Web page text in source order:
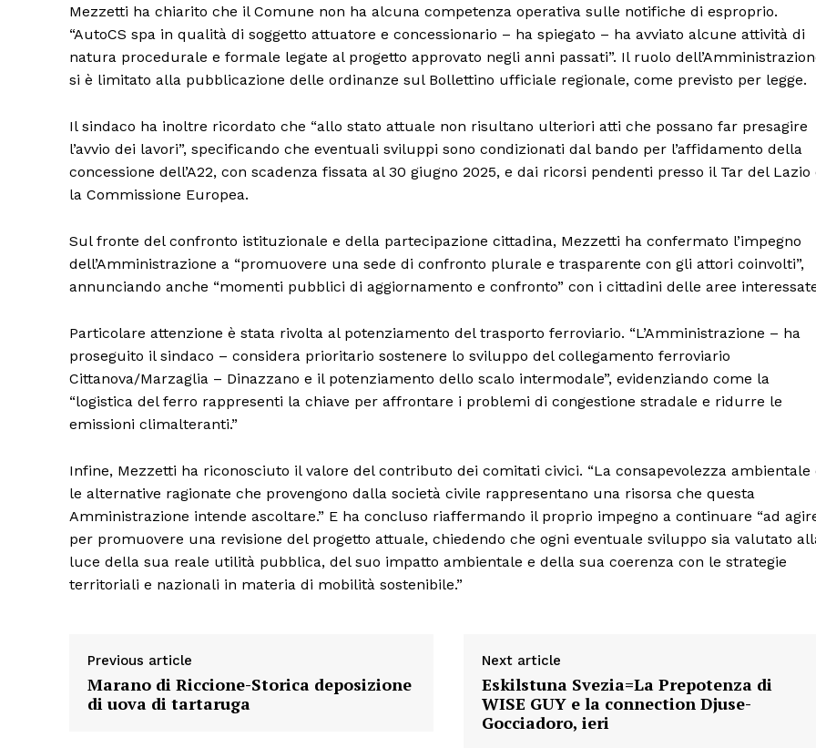
AREEINTERNE
Canale TV 70/80/90
CONTENUTI
Esclusive
SPORT
Mezzetti ha chiarito che il Comune non ha alcuna competenza operativa sulle notifiche di esproprio.
“AutoCS spa in qualità di soggetto attuatore e concessionario – ha spiegato – ha avviato alcune attività di
natura procedurale e formale legate al progetto approvato negli anni passati”. Il ruolo
si è limitato alla pubblicazione delle ordinanze sul Bollettino ufficiale regionale, come previsto per legge.
Il sindaco ha inoltre ricordato che “allo stato attuale non risultano ulteriori atti che possano far presagire
l’avvio dei lavori”, specificando che eventuali sviluppi sono condizionati dal bando per l’affidamento della
concessione dell’A22, con scadenza fissata al 30 giugno 2025, e dai ricorsi pendenti presso il Tar del Lazio
la Commissione Europea.
Sul fronte del confronto istituzionale e della partecipazione cittadina, Mezzetti ha confermato l’impegno
dell’Amministrazione a “promuovere una sede di confronto plurale e trasparente con gli attori coinvolti”,
annunciando anche “momenti pubblici di aggiornamento e confronto” con i cittadini delle aree
Particolare attenzione è stata rivolta al potenziamento del trasporto ferroviario. “L’Amministrazione – ha
proseguito il sindaco – considera prioritario sostenere lo sviluppo del collegamento ferroviario
Cittanova/Marzaglia – Dinazzano e il potenziamento dello scalo intermodale”, evidenziando come la
“logistica del ferro rappresenti la chiave per affrontare i problemi di congestione stradale e ridurre le
emissioni climalteranti.”
Infine, Mezzetti ha riconosciuto il valore del contributo dei comitati civici. “La consapevolezza ambientale
le alternative ragionate che provengono dalla società civile rappresentano una risorsa che questa
Amministrazione intende ascoltare.” E ha concluso riaffermando il proprio impegno a continuare “ad
per promuovere una revisione del progetto attuale, chiedendo che ogni eventuale sviluppo sia valutato
luce della sua reale utilità pubblica, del suo impatto ambientale e della sua coerenza con le strategie
territoriali e nazionali in materia di mobilità sostenibile.”
Previous article
Marano di Riccione-Storica deposizione
di uova di tartaruga
Next article
Eskilstuna Svezia=La Prepotenza di
WISE GUY e la connection Djuse-
Gocciadoro, ieri